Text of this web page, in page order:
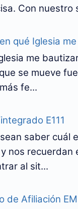
Con nuestro
qué Iglesia
me
se mueve
fe...
E111
saber cuál
nos
al sit...
de Afiliación